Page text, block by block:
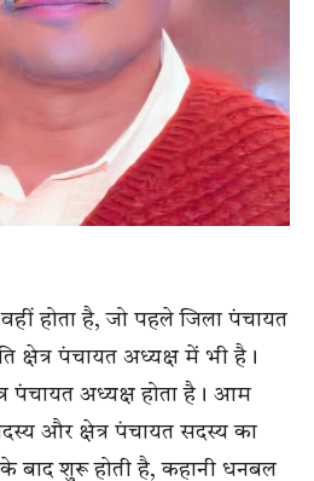
होता है, जो पहले जिला पंचायत
क्षेत्र पंचायत अध्यक्ष में भी है।
पंचायत अध्यक्ष होता है। आम
और क्षेत्र पंचायत सदस्य का
बाद शुरू होती है, कहानी धनबल